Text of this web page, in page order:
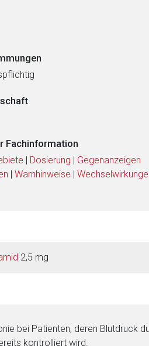
Fachinformation
| Dosierung | Gegenanzeigen
| Warnhinweise |
2,5 mg
bei Patienten, deren Blutdruck
kontrolliert wird.